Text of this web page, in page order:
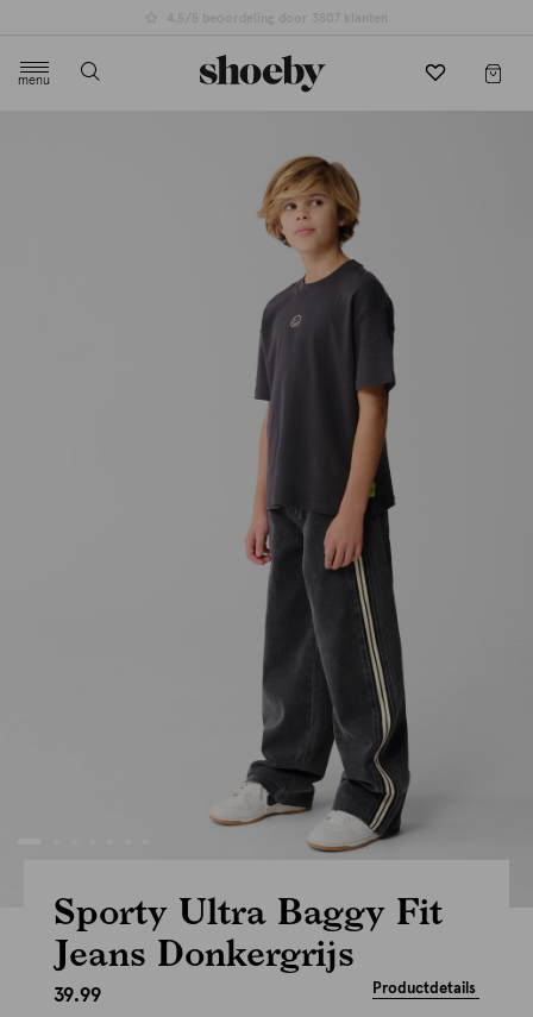
menu
Sporty Ultra Baggy Fit
Jeans Donkergrijs
39.99 Productdetails